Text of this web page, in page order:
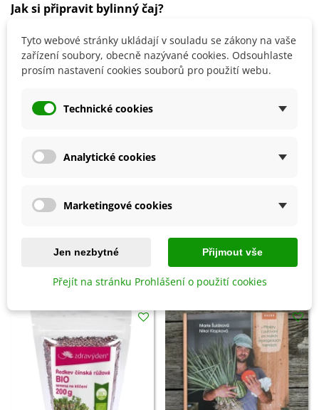
Jak si připravit bylinný čaj?
1–2 čajové lžičky přelejtevroucí vodou(200 ml) a
nechte přibližně5 až 10 minutodstát.
Čaj lze konzumovat horký či vlažný.
Ustanovení nařízení Evropského parlamentu a Rady
(ES) č. 1924/2006, o výživových a zdravotních tvrzeních,
této rostliny na váš organismus. Informace o působení
si prosím dohledejte ve volně dostupných zdrojích na
SOUVISEJÍCÍ PRODUKTY
Tyto webové stránky ukládají v souladu se zákony na vaše
zařízení soubory, obecně nazývané cookies. Odsouhlaste
prosím nastavení cookies souborů pro použití webu.
Technické cookies
Analytické cookies
Marketingové cookies
Jen nezbytné Přijmout vše
Přejít na stránku Prohlášení o použití cookies